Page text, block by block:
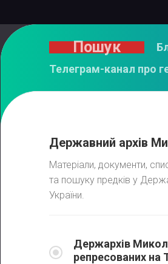
Пошук
Телеграм-канал про
Державний архів
Матеріали, документи,
та пошуку предків у
України.
Держархів
репресованих на